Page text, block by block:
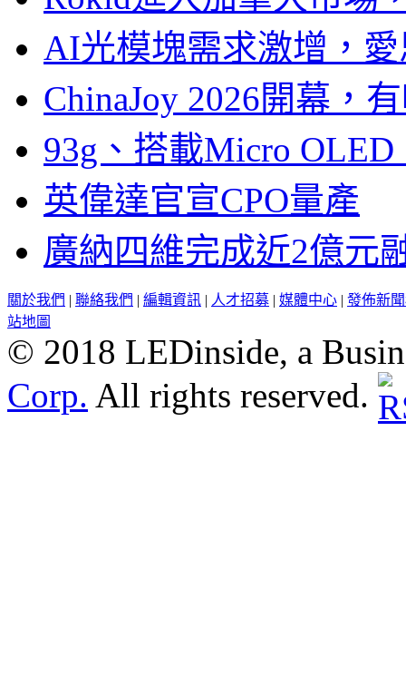
AI光模塊需求激增，
ChinaJoy 2026開幕，
93g、搭載Micro
英偉達官宣CPO量產
廣納四維完成近2億元
關於我們 | 聯絡我們 | 編輯資訊 | 人才招募 | 媒體中心 | 發佈新
站地圖
© 2018 LEDinside, a
Corp. All rights reserved.